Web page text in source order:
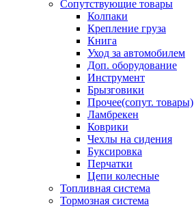
Сопутствующие товары
Колпаки
Крепление груза
Книга
Уход за автомобилем
Доп. оборудование
Инструмент
Брызговики
Прочее(сопут. товары)
Ламбрекен
Коврики
Чехлы на сидения
Буксировка
Перчатки
Цепи колесные
Топливная система
Тормозная система